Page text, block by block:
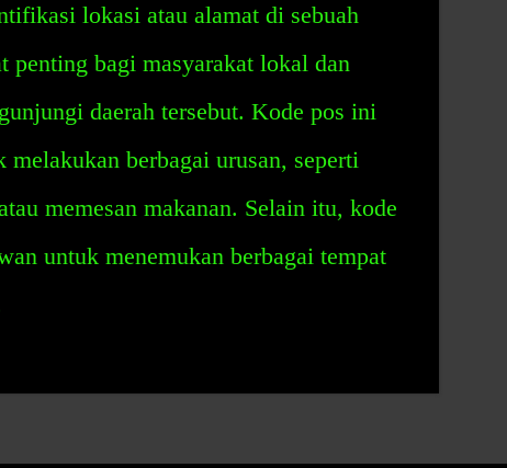
lokasi atau alamat di sebuah
penting bagi masyarakat lokal dan
daerah tersebut. Kode pos ini
melakukan berbagai urusan, seperti
memesan makanan. Selain itu, kode
untuk menemukan berbagai tempat